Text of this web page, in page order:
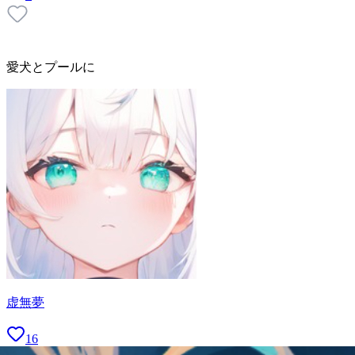
愛犬とプールに
虚無夢
16